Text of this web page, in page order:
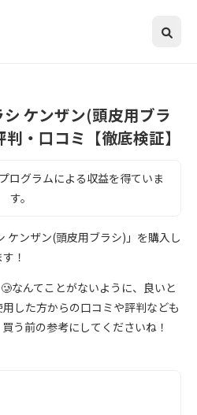
シ ケンザン(頭皮用ブラ
・口コミ【徹底検証】
ログラムによる収益を得ていま
す。
ケンザン(頭皮用ブラシ)」を購入し
！
なんてことがないように、良いと
した方からの口コミや評判なども
う前の参考にしてくださいね！